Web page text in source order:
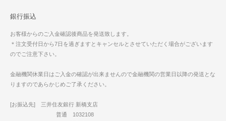
銀行振込
お客様からのご入金確認後商品を発送致します。
＊注文受付日から7日を過ぎますとキャンセルとさせていただく場合がございます
のでご注意下さい。
金融機関休業日はご入金の確認が出来ませんので金融機関の営業日以降の発送とな
りますのであらかじめご了承ください。
[お振込先] 三井住友銀行 新橋支店
普通 1032108